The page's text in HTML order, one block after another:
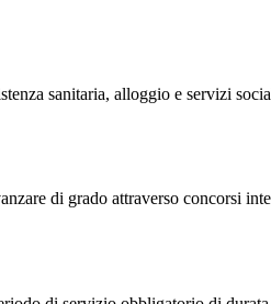
sanitaria, alloggio e servizi
di grado attraverso concorsi